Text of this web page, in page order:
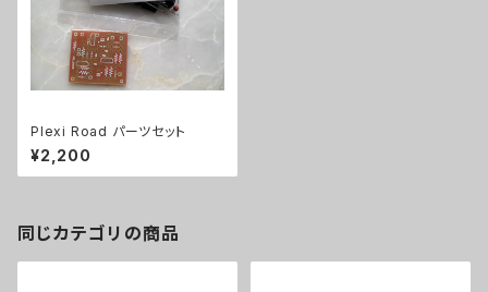
Plexi Road パーツセット
¥2,200
同じカテゴリの商品